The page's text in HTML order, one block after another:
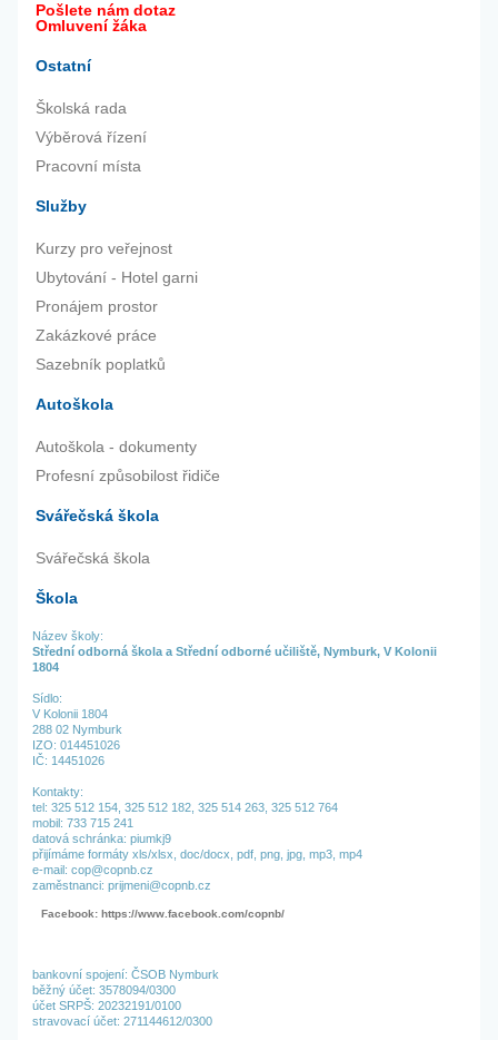
Pošlete nám dotaz
Omluvení žáka
Ostatní
Školská rada
Výběrová řízení
Pracovní místa
Služby
Kurzy pro veřejnost
Ubytování - Hotel garni
Pronájem prostor
Zakázkové práce
Sazebník poplatků
Autoškola
Autoškola - dokumenty
Profesní způsobilost řidiče
Svářečská škola
Svářečská škola
Škola
Název školy:
Střední odborná škola a Střední odborné učiliště, Nymburk, V Kolonii
1804
Sídlo:
V Kolonii 1804
288 02 Nymburk
IZO: 014451026
IČ: 14451026
Kontakty:
tel: 325 512 154, 325 512 182, 325 514 263, 325 512 764
mobil: 733 715 241
datová schránka: piumkj9
přijímáme formáty xls/xlsx, doc/docx, pdf, png, jpg, mp3, mp4
e-mail: cop@copnb.cz
zaměstnanci: prijmeni@copnb.cz
Facebook: https://www.facebook.com/copnb/
bankovní spojení: ČSOB Nymburk
běžný účet: 3578094/0300
účet SRPŠ: 20232191/0100
stravovací účet: 271144612/0300